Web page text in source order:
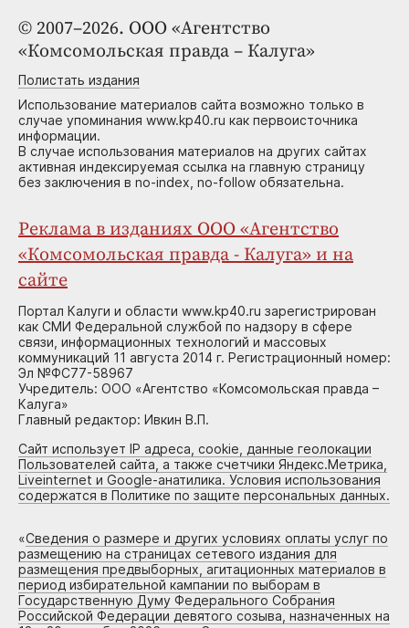
© 2007–2026. ООО «Агентство
«Комсомольская правда – Калуга»
Полистать издания
Использование материалов сайта возможно только в
случае упоминания www.kp40.ru как первоисточника
информации.
В случае использования материалов на других сайтах
активная индексируемая ссылка на главную страницу
без заключения в no-index, no-follow обязательна.
Реклама в изданиях ООО «Агентство
«Комсомольская правда - Калуга» и на
сайте
Портал Калуги и области www.kp40.ru зарегистрирован
как СМИ Федеральной службой по надзору в сфере
связи, информационных технологий и массовых
коммуникаций 11 августа 2014 г. Регистрационный номер:
Эл №ФС77-58967
Учредитель: ООО «Агентство «Комсомольская правда –
Калуга»
Главный редактор: Ивкин В.П.
Сайт использует IP адреса, cookie, данные геолокации
Пользователей сайта, а также счетчики Яндекс.Метрика,
Liveinternet и Google-анатилика. Условия использования
содержатся в Политике по защите персональных данных.
«Сведения о размере и других условиях оплаты услуг по
размещению на страницах сетевого издания для
размещения предвыборных, агитационных материалов в
период избирательной кампании по выборам в
Государственную Думу Федерального Собрания
Российской Федерации девятого созыва, назначенных на